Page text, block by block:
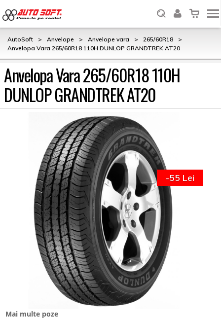
AutoSoft > Anvelope > Anvelope vara > 265/60R18
>
Anvelopa Vara 265/60R18 110H DUNLOP GRANDTREK AT20
Anvelopa Vara 265/60R18 110H
DUNLOP GRANDTREK AT20
Mai multe poze
-55 Lei